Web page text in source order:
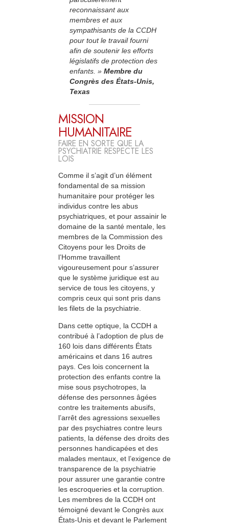
reconnaissant aux
membres et aux
sympathisants de la CCDH
pour tout le travail fourni
afin de soutenir les efforts
législatifs de protection des
enfants. » Membre du
Congrès des États-Unis,
Texas
MISSION
HUMANITAIRE
FAIRE EN SORTE QUE LA
PSYCHIATRIE RESPECTE LES
LOIS
Comme il s’agit d’un élément
fondamental de sa mission
humanitaire pour protéger les
individus contre les abus
psychiatriques, et pour assainir le
domaine de la santé mentale, les
membres de la Commission des
Citoyens pour les Droits de
l’Homme travaillent
vigoureusement pour s’assurer
que le système juridique est au
service de tous les citoyens, y
compris ceux qui sont pris dans
les filets de la psychiatrie.
Dans cette optique, la CCDH a
contribué à l’adoption de plus de
160 lois dans différents États
américains et dans 16 autres
pays. Ces lois concernent la
protection des enfants contre la
mise sous psychotropes, la
défense des personnes âgées
contre les traitements abusifs,
l’arrêt des agressions sexuelles
par des psychiatres contre leurs
patients, la défense des droits des
personnes handicapées et des
malades mentaux, et l’exigence de
transparence de la psychiatrie
pour assurer une garantie contre
les escroqueries et la corruption.
Les membres de la CCDH ont
témoigné devant le Congrès aux
États-Unis et devant le Parlement